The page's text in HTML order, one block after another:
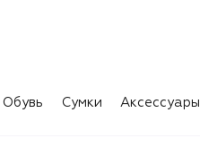
Обувь Сумки Аксессуары